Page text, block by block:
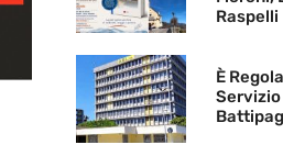
Raspelli
È
Servizio